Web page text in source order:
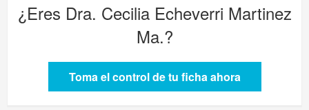
¿Eres Dra. Cecilia Echeverri Martinez
Ma.?
Toma el control de tu ficha ahora